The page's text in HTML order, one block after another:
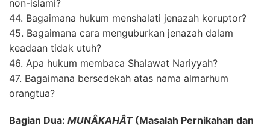
non-islami?
44. Bagaimana hukum menshalati jenazah koruptor?
45. Bagaimana cara menguburkan jenazah dalam
keadaan tidak utuh?
46. Apa hukum membaca Shalawat Nariyyah?
47. Bagaimana bersedekah atas nama almarhum
orangtua?
Bagian Dua: MUNÂKAHÂT(Masalah Pernikahan dan